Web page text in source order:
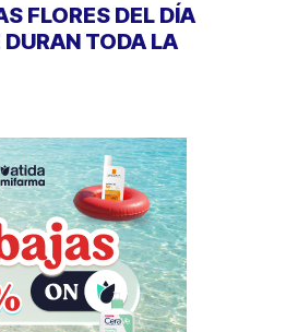
FLORES DEL DÍA
DURAN TODA LA